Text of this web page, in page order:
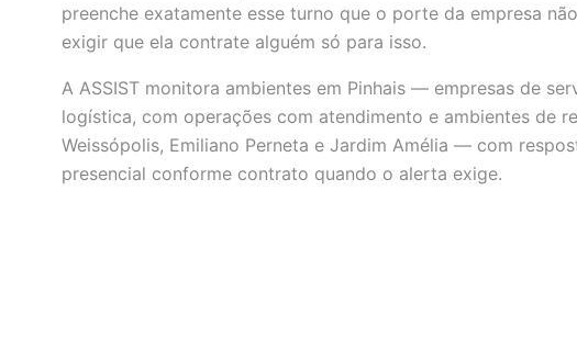
preenche exatamente esse turno que o porte da empresa
exigir que ela contrate alguém só para isso.
A ASSIST monitora ambientes em Pinhais — empresas de
logística, com operações com atendimento e ambientes de
Weissópolis, Emiliano Perneta e Jardim Amélia — com
presencial conforme contrato quando o alerta exige.